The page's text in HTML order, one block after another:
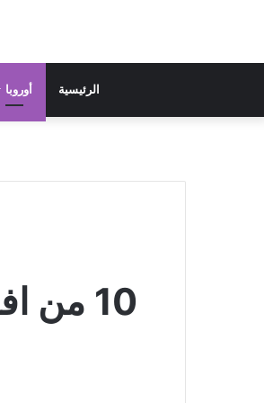
الرئيسية أوروبا
10 من افضل فنادق فيينا التي ننصح بها لإقامة مريحة وموقع مميز